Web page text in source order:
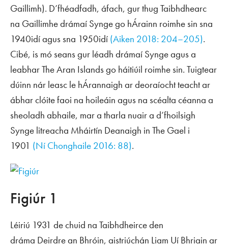
Gaillimh). D’fhéadfadh, áfach, gur thug Taibhdhearc
na Gaillimhe drámaí Synge go hÁrainn roimhe sin sna
1940idí agus sna 1950idí (Aiken 2018: 204–205).
Cibé, is mó seans gur léadh drámaí Synge agus a
leabharThe Aran Islandsgo háitiúil roimhe sin. Tuigtear
dúinn nár leasc le hÁrannaigh ar deoraíocht teacht ar
ábhar clóite faoi na hoileáin agus na scéalta céanna a
sheoladh abhaile, mar a tharla nuair a d’fhoilsigh
Synge litreacha Mháirtín Deanaigh in The Gael i
1901 (Ní Chonghaile 2016: 88).
Figiúr 1
Léiriú 1931 de chuid na Taibhdheirce den
dráma Deirdre an Bhróin, aistriúchán Liam Uí Bhriain ar